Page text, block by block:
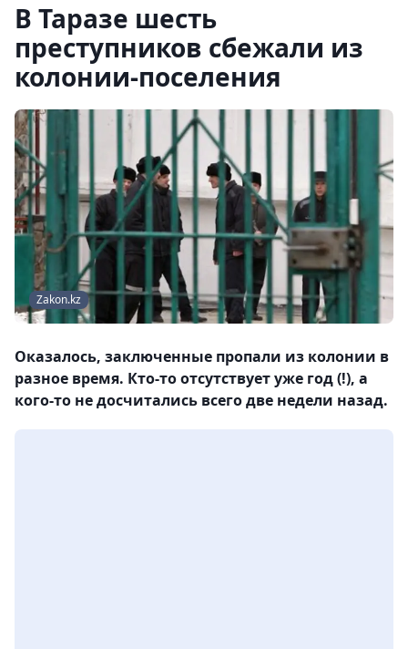
В Таразе шесть
преступников сбежали из
колонии-поселения
Zakon.kz
Оказалось, заключенные пропали из колонии в
разное время. Кто-то отсутствует уже год (!), а
кого-то не досчитались всего две недели назад.